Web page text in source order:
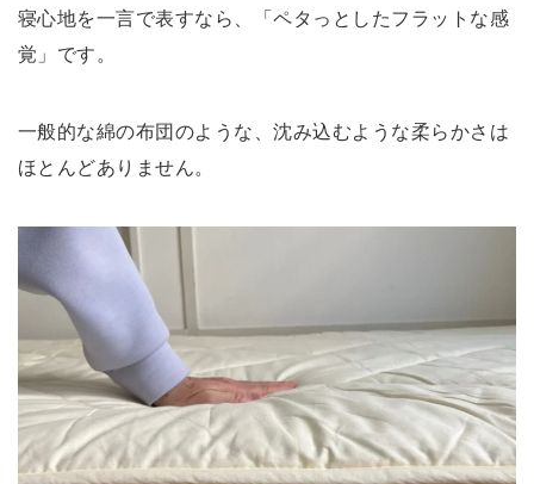
寝心地を一言で表すなら、「ペタっとしたフラットな感
覚」です。
一般的な綿の布団のような、沈み込むような柔らかさは
ほとんどありません。